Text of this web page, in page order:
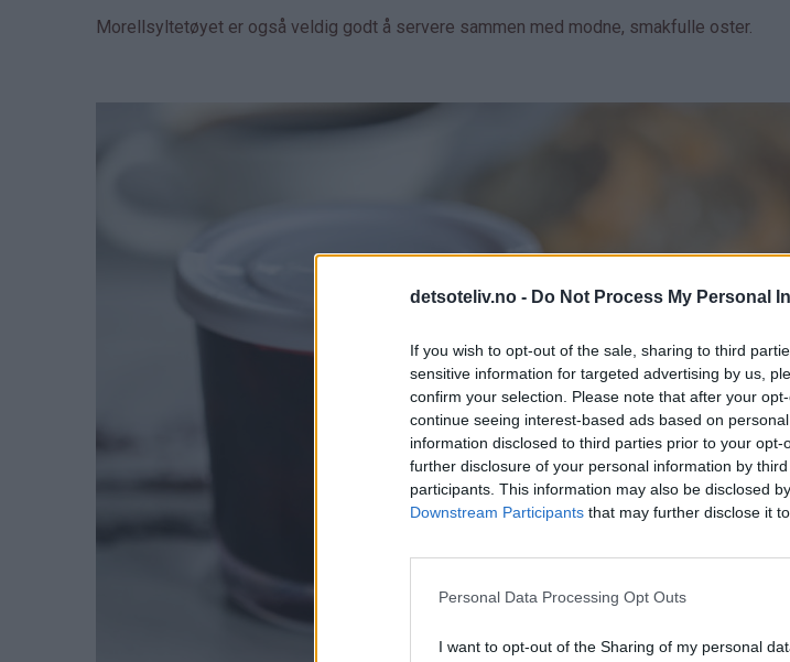
detsoteliv.no - Do Not Process My Personal
If you wish to opt-out of the sale, sharing to third
sensitive information for targeted advertising by us,
confirm your selection. Please note that after your
continue seeing interest-based ads based on
information disclosed to third parties prior to your
further disclosure of your personal information by
participants. This information may also be disclosed
Downstream Participants that may further disclose it
Personal Data Processing Opt Outs
I want to opt-out of the Sharing of my personal
Morellsyltetøyet er også veldig godt å servere sammen med modne, smakfulle oster.